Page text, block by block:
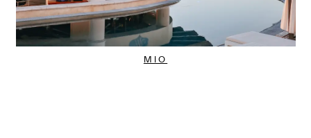
MIO